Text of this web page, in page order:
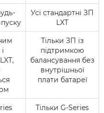
Усі стандартні ЗП
LXT
Тільки ЗП із
підтримкою
балансування без
внутрішньої
плати батареї
Тільки G-Series